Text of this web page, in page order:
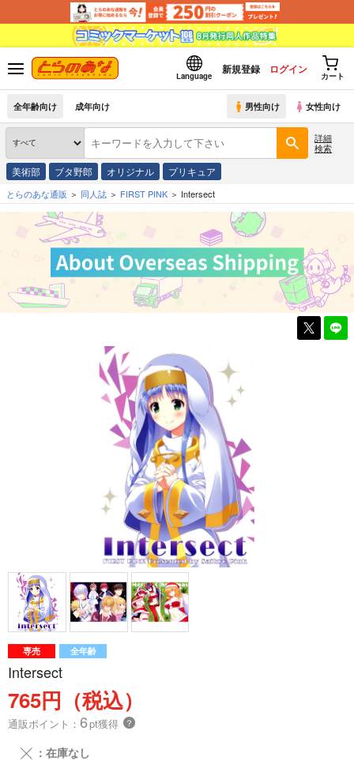
Language
新規登録 ログイン
カート
全年齢向け 成年向け 男性向け 女性向け
詳細
検索
美術部 ブタ野郎 オリジナル プリキュア
とらのあな通販 同人誌 FIRST PINK Intersect
専売 全年齢
Intersect
765円（税込）
通販ポイント： 6pt獲得 ？
╳ ：在庫なし